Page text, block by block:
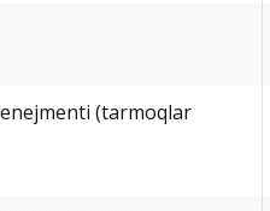
(tarmoqlar